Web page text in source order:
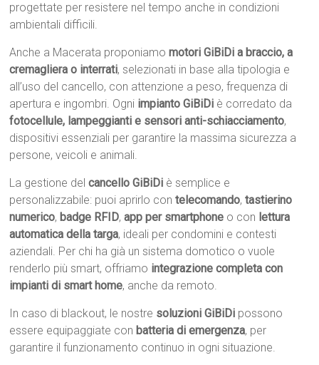
progettate per resistere nel tempo anche in condizioni
ambientali difficili.
Anche a Macerata proponiamomotori GiBiDi a braccio, a
cremagliera o interrati, selezionati in base alla tipologia e
all’uso del cancello, con attenzione a peso, frequenza di
apertura e ingombri. Ogni impianto GiBiDi è corredato da
fotocellule, lampeggianti e sensori anti-schiacciamento,
dispositivi essenziali per garantire la massima sicurezza a
persone, veicoli e animali.
La gestione delcancello GiBiDi è semplice e
personalizzabile: puoi aprirlo contelecomando,tastierino
numerico, badge RFID,app per smartphone o con lettura
automatica della targa, ideali per condomini e contesti
aziendali. Per chi ha già un sistema domotico o vuole
renderlo più smart, offriamo integrazione completa con
impianti di smart home, anche da remoto.
In caso di blackout, le nostre soluzioni GiBiDi possono
essere equipaggiate con batteria di emergenza, per
garantire il funzionamento continuo in ogni situazione.